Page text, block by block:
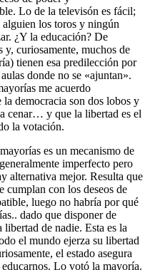
Lo de la televisón es fácil;
alguien los toros y ningún
¿Y la educación? De
y, curiosamente, muchos de
tienen esa predilección por
donde no se «ajuntan».
me acuerdo
democracia son dos lobos y
cenar… y que la libertad es el
la votación.
es un mecanismo de
imperfecto pero
alternativa mejor. Resulta que
cumplan con los deseos de
luego no habría por qué
dado que disponer de
de nadie. Esta es la
el mundo ejerza su libertad
el estado asegura
Lo votó la mayoría.